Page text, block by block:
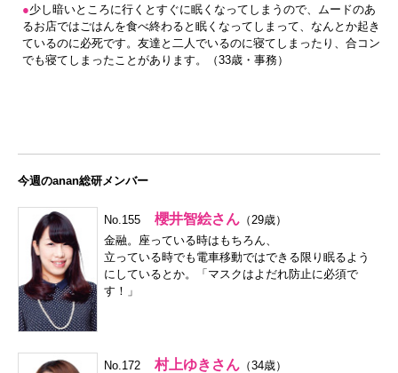
●少し暗いところに行くとすぐに眠くなってしまうので、ムードのあ
るお店ではごはんを食べ終わると眠くなってしまって、なんとか起き
ているのに必死です。友達と二人でいるのに寝てしまったり、合コン
でも寝てしまったことがあります。（33歳・事務）
今週のanan総研メンバー
No.155 櫻井智絵さん （29歳）
金融。座っている時はもちろん、
立っている時でも電車移動ではできる限り眠るよう
にしているとか。「マスクはよだれ防止に必須で
す！」
No.172 村上ゆきさん （34歳）